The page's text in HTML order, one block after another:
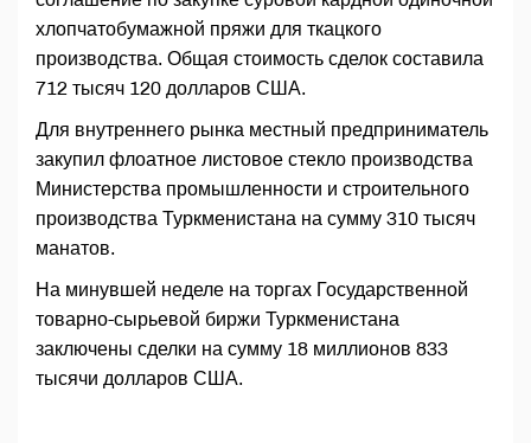
хлопчатобумажной пряжи для ткацкого
производства. Общая стоимость сделок составила
712 тысяч 120 долларов США.
Для внутреннего рынка местный предприниматель
закупил флоатное листовое стекло производства
Министерства промышленности и строительного
производства Туркменистана на сумму 310 тысяч
манатов.
На минувшей неделе на торгах Государственной
товарно-сырьевой биржи Туркменистана
заключены сделки на сумму 18 миллионов 833
тысячи долларов США.